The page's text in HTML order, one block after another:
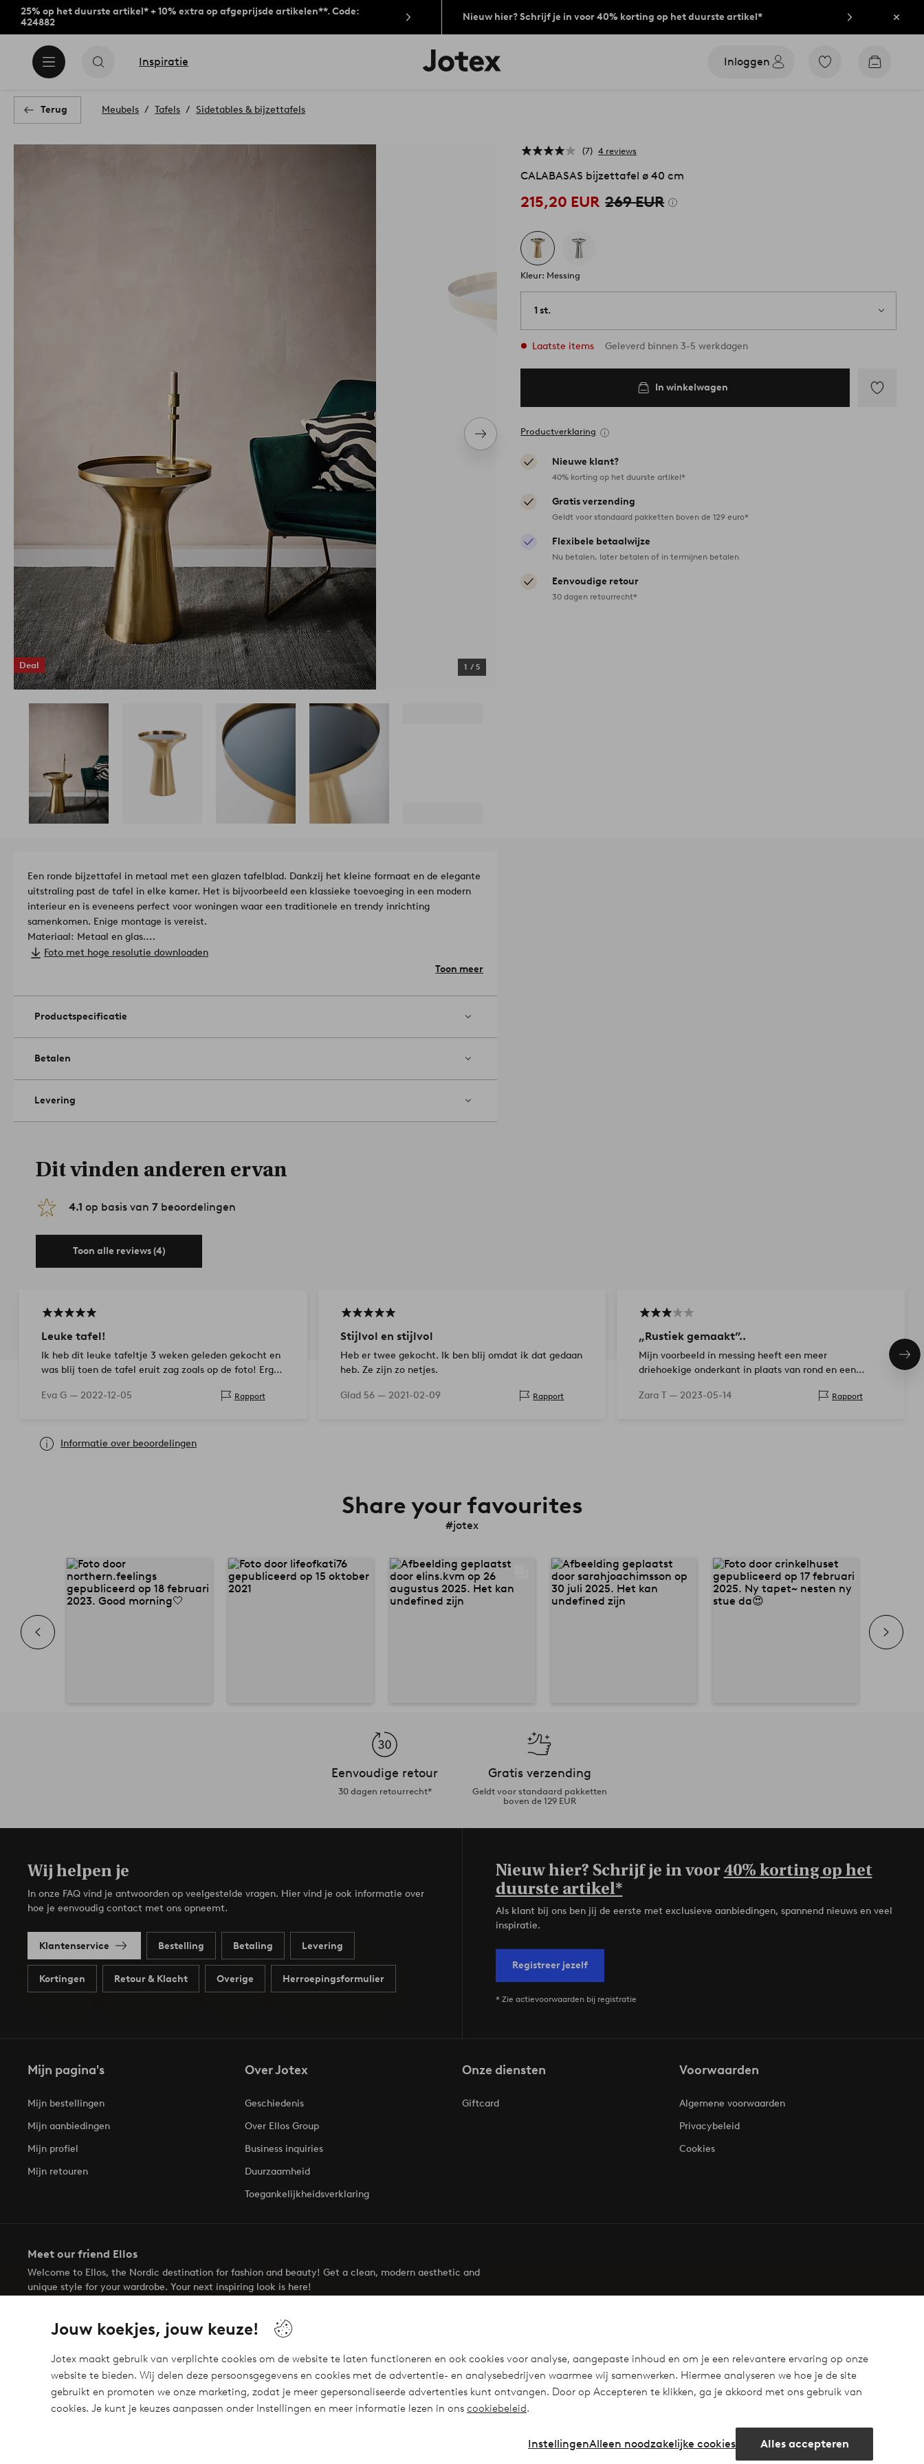
Jouw koekjes, jouw keuze!
Jotex maakt gebruik van verplichte cookies om de website te laten functioneren en ook cookies voor analyse, aangepaste inhoud en om je een relevantere ervaring op onze
website te bieden. Wij delen deze persoonsgegevens en cookies met de advertentie- en analysebedrijven waarmee wij samenwerken. Hiermee analyseren we hoe je de site
gebruikt en promoten we onze marketing, zodat je meer gepersonaliseerde advertenties kunt ontvangen. Door op Accepteren te klikken, ga je akkoord met ons gebruik van
cookies. Je kunt je keuzes aanpassen onder Instellingen en meer informatie lezen in ons cookiebeleid.
Alles accepteren
Alleen noodzakelijke cookies
Instellingen
25% op het duurste artikel* + 10% extra op afgeprijsde artikelen**. Code:
424882
Nieuw hier? Schrijf je in voor 40% korting op het duurste artikel*
Inspiratie
Jotex
logo
Inloggen
Ga
Go
Terug Meubels Tafels Sidetables & bijzettafels
Volgend
item
Deal 1 / 5
7 4 reviews
CALABASAS bijzettafel ø 40 cm
215,20 EUR 269 EUR
Kleur: Messing
1 st.
Laatste items Geleverd binnen 3-5 werkdagen
In winkelwagen
Productverklaring
Nieuwe klant?
40% korting op het duurste artikel*
Gratis verzending
Geldt voor standaard pakketten boven de 129 euro*
Flexibele betaalwijze
Nu betalen, later betalen of in termijnen betalen
Eenvoudige retour
30 dagen retourrecht*
Een ronde bijzettafel in metaal met een glazen tafelblad. Dankzij het kleine formaat en de elegante
uitstraling past de tafel in elke kamer. Het is bijvoorbeeld een klassieke toevoeging in een modern
interieur en is eveneens perfect voor woningen waar een traditionele en trendy inrichting
samenkomen. Enige montage is vereist.
Materiaal: Metaal en glas.
Afmetingen: Hoogte 50 cm, ø 40 cm.
1573052-01-0
Foto met hoge resolutie downloaden
Toon meer
Productspecificatie
Betalen
Levering
Dit vinden anderen ervan
4.1 op basis van 7 beoordelingen
Toon alle reviews (4)
Leuke tafel!
Ik heb dit leuke tafeltje 3 weken geleden gekocht en
was blij toen de tafel eruit zag zoals op de foto! Erg
Eva G — 2022-12-05 Rapport
Stijlvol en stijlvol
Heb er twee gekocht. Ik ben blij omdat ik dat gedaan
heb. Ze zijn zo netjes.
Glad 56 — 2021-02-09 Rapport
„Rustiek gemaakt”..
Mijn voorbeeld in messing heeft een meer
driehoekige onderkant in plaats van rond en een
de metalen rand aan de bovenkant - wat…
Zara T — 2023-05-14 Rapport
Informatie over beoordelingen
Share your favourites
#jotex
Eenvoudige retour
30 dagen retourrecht*
Gratis verzending
Geldt voor standaard pakketten
boven de 129 EUR
Wij helpen je
In onze FAQ vind je antwoorden op veelgestelde vragen. Hier vind je ook informatie over
hoe je eenvoudig contact met ons opneemt.
Klantenservice Bestelling Betaling Levering
Kortingen Retour & Klacht Overige Herroepingsformulier
Nieuw hier? Schrijf je in voor40% korting op het
duurste artikel*
Als klant bij ons ben jij de eerste met exclusieve aanbiedingen, spannend nieuws en veel
inspiratie.
Registreer jezelf
* Zie actievoorwaarden bij registratie
Mijn pagina's
Mijn bestellingen
Mijn aanbiedingen
Mijn profiel
Mijn retouren
Over Jotex
Geschiedenis
Over Ellos Group
Business inquiries
Duurzaamheid
Toegankelijkheidsverklaring
Onze diensten
Giftcard
Voorwaarden
Algemene voorwaarden
Privacybeleid
Cookies
Meet our friend Ellos
Welcome to Ellos, the Nordic destination for fashion and beauty! Get a clean, modern aesthetic and
unique style for your wardrobe. Your next inspiring look is here!
Veilig betalen - Nu betalen of opsplitsen
Wil je meer weten over
InstagramFacebook